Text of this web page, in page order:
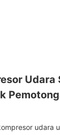
Udara
udara